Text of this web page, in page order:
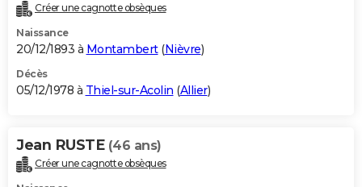
Créer une cagnotte obsèques
Naissance
20/12/1893 à Montambert(Nièvre)
Décès
05/12/1978 à Thiel-sur-Acolin (Allier)
Jean RUSTE (46 ans)
Créer une cagnotte obsèques